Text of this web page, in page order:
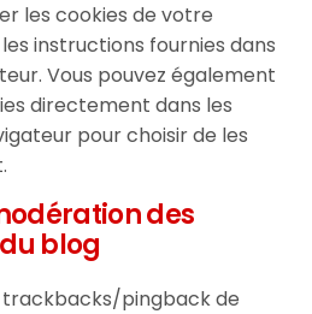
les cookies de votre
instructions fournies dans
Vous pouvez également
directement dans les
pour choisir de les
des
blog
pingback de